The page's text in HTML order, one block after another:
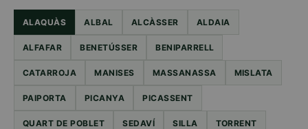
ALAQUÀS ALBAL ALCÀSSER ALDAIA
ALFAFAR BENETÚSSER BENIPARRELL
CATARROJA MANISES MASSANASSA MISLATA
PAIPORTA PICANYA PICASSENT
QUART DE POBLET SEDAVÍ SILLA TORRENT